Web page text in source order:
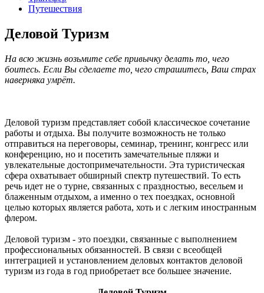
Путешествия
Деловой Туризм
На всю жизнь возьмите себе привычку делать то, чего
боитесь. Если Вы сделаете то, чего страшитесь, Ваш страх
наверняка умрёт.
Деловой туризм представляет собой классическое сочетание
работы и отдыха. Вы получите возможность не только
отправиться на переговоры, семинар, тренинг, конгресс или
конференцию, но и посетить замечательные пляжи и
увлекательные достопримечательности. Эта туристическая
сфера охватывает обширный спектр путешествий. То есть
речь идет не о турне, связанных с праздностью, весельем и
блаженным отдыхом, а именно о тех поездках, основной
целью которых является работа, хоть и с легким иностранным
флером.
Деловой туризм - это поездки, связанные с выполнением
профессиональных обязанностей. В связи с всеобщей
интеграцией и установлением деловых контактов деловой
туризм из года в год приобретает все большее значение.